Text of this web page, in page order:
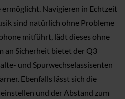
Navigieren in Echtzeit
sind natürlich ohne Probleme
mitführt, lädt dieses ohne
an Sicherheit bietet der Q3
und Spurwechselassisenten
Ebenfalls lässt sich die
und der Abstand zum